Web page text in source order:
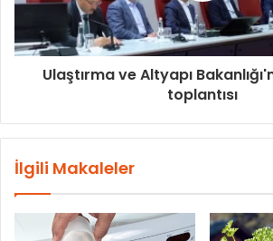
Ulaştırma ve Altyapı
toplantısı
İlgili Makaleler